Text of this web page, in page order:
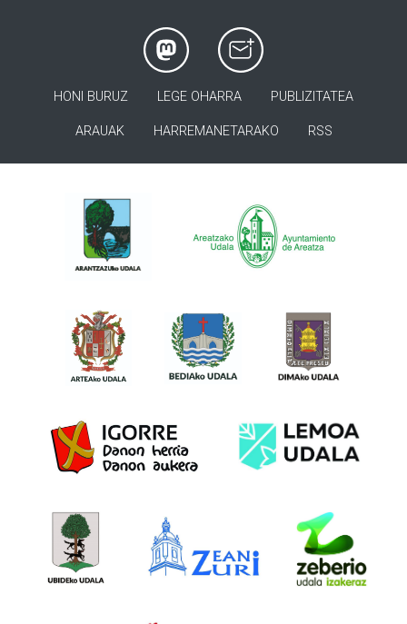
HONI BURUZ LEGE OHARRA PUBLIZITATEA
ARAUAK HARREMANETARAKO RSS